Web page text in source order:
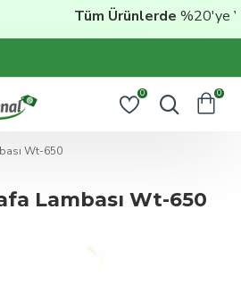
Tüm Ürünlerde%20'ye
0 0
Wt-650
Lambası Wt-650